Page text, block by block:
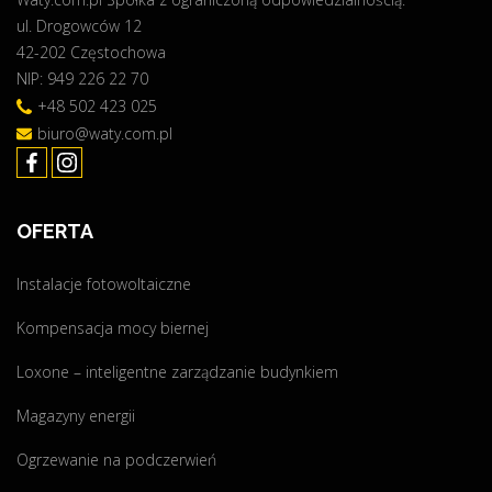
p
a
Z
F
"
ul. Drogowców 12
42-202 Częstochowa
NIP: 949 226 22 70
+48 502 423 025
biuro@waty.com.pl
OFERTA
Instalacje fotowoltaiczne
Kompensacja mocy biernej
Loxone – inteligentne zarządzanie budynkiem
Magazyny energii
Ogrzewanie na podczerwień